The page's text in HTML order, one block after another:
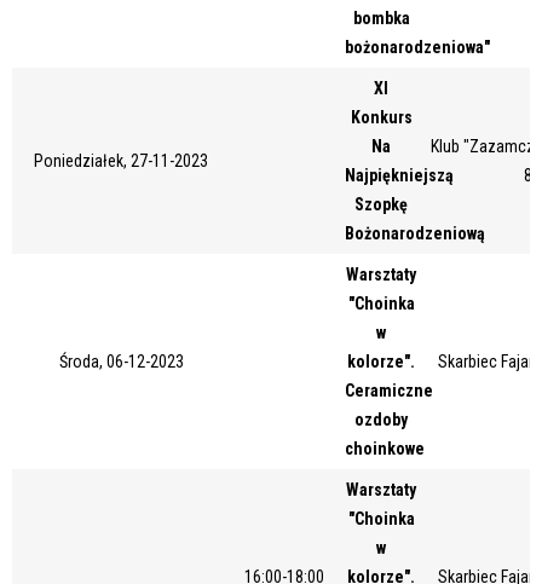
Organizator
bombka
bożonarodzeniowa"
Poniedziałek, 27-11-2023
XI
Konkurs
Na
Najpiękniejszą
Szopkę
Bożonarodzeniową
Klub
87
Środa, 06-12-2023
Warsztaty
"Choinka
w
kolorze".
Ceramiczne
ozdoby
choinkowe
Skarbiec
16:00-18:00
Warsztaty
"Choinka
w
kolorze".
Skarbiec